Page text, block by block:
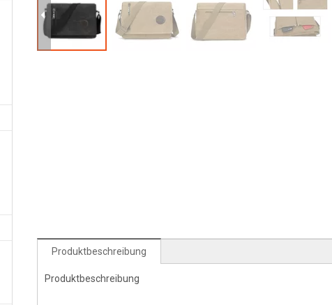
Produktbeschreibung
Produktbeschreibung